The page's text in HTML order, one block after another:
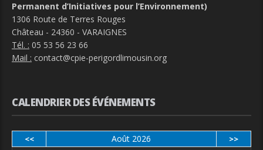
Permanent d’Initiatives pour l’Environnement)
1306 Route de Terres Rouges
Château - 24360 - VARAIGNES
Tél. : 05 53 56 23 66
Mail : contact@cpie-perigordlimousin.org
CALENDRIER DES ÉVÉNEMENTS
<< Août 2026 >>